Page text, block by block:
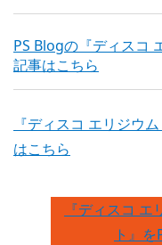
PS Blogの『ディスコ
記事はこちら
『ディスコ エリジウ
はこちら
『ディスコ
ト』